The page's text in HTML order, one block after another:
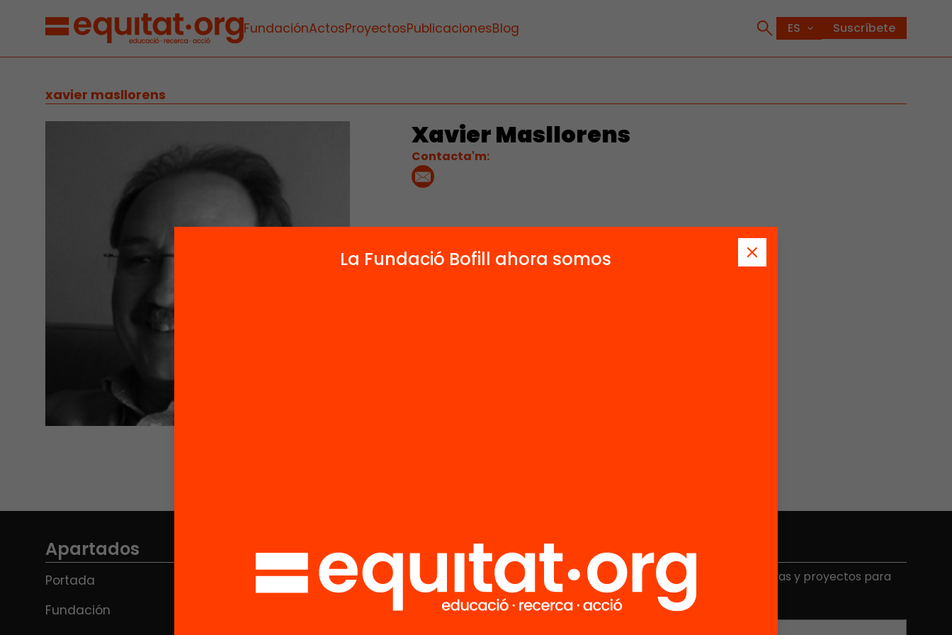
FundaciónActosProyectosPublicacionesBlog Suscríbete
xavier masllorens
Xavier Masllorens
Contacta'm:
Elige equidad
Recibe contenidos, iniciativas y proyectos para
implicarte.
Correo electrónico
Apartados
Portada
Fundación
FAQS
HUB Social
La Fundació Bofill ahora somos